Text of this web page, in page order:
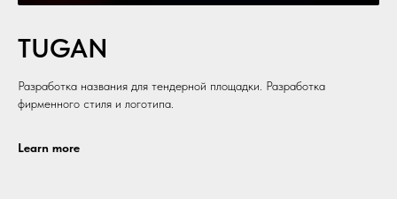
TUGAN
Разработка названия для тендерной площадки. Разработка
фирменного стиля и логотипа.
Learn more